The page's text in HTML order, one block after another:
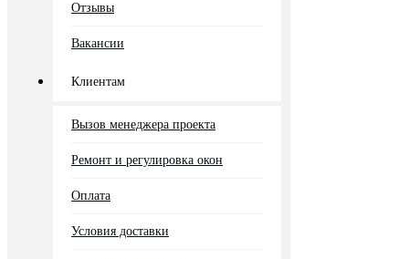
Отзывы
Вакансии
Клиентам
Вызов менеджера проекта
Ремонт и регулировка окон
Оплата
Условия доставки